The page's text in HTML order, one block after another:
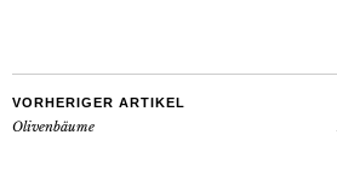
VORHERIGER ARTIKEL
Olivenbäume